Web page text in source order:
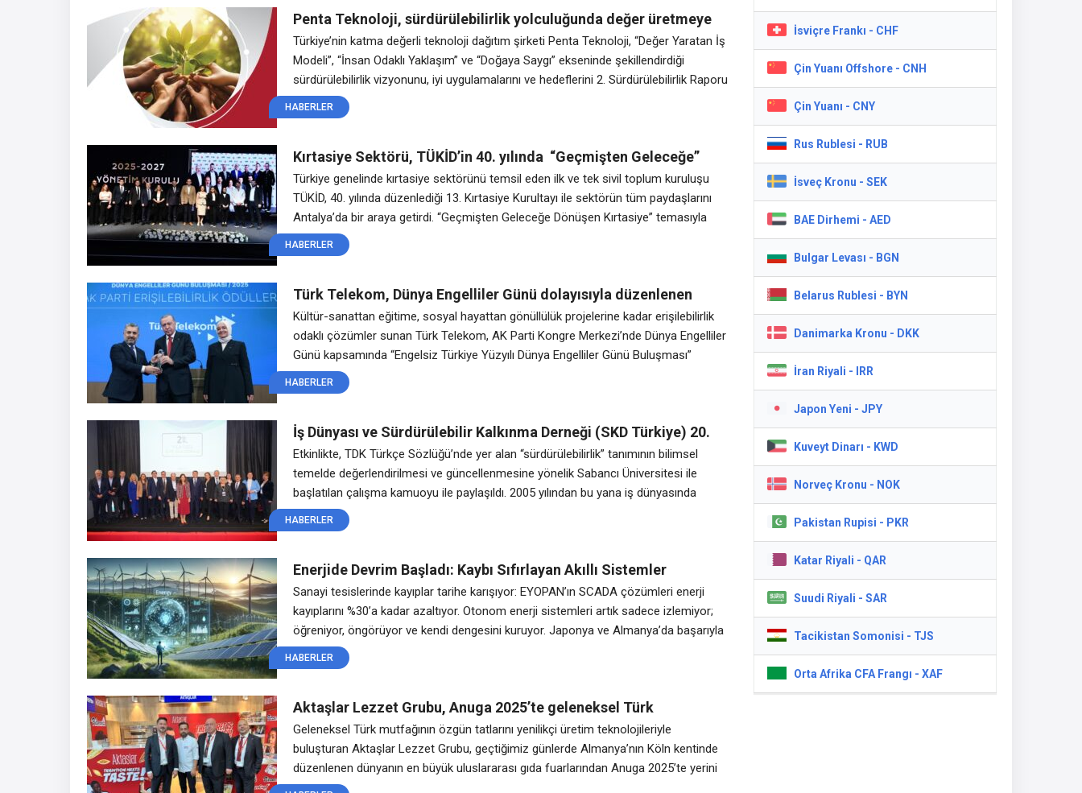
Penta Teknoloji, sürdürülebilirlik yolculuğunda değer üretmeye
devam ediyor
Türkiye’nin katma değerli teknoloji dağıtım şirketi Penta Teknoloji, “Değer Yaratan İş
Modeli”, “İnsan Odaklı Yaklaşım” ve “Doğaya Saygı” ekseninde şekillendirdiği
sürdürülebilirlik vizyonunu, iyi uygulamalarını ve hedeflerini 2. Sürdürülebilirlik Raporu
aracılığıyla kamuoyuyla paylaştı. 2024 yılında 111 ton atığın yüzde 79’u geri
dönüştürüldü, gerçekleştirilen optimizasyonlar sayesinde yıllık 1 tona yakın plastik
HABERLER
Kırtasiye Sektörü, TÜKİD’in 40. yılında “Geçmişten Geleceğe”
yolculuğa çıktı
Türkiye genelinde kırtasiye sektörünü temsil eden ilk ve tek sivil toplum kuruluşu
TÜKİD, 40. yılında düzenlediği 13. Kırtasiye Kurultayı ile sektörün tüm paydaşlarını
Antalya’da bir araya getirdi. “Geçmişten Geleceğe Dönüşen Kırtasiye” temasıyla
düzenlenen kurultay; imalatçı, ithalatçı, toptancı ve perakendecilerin yoğun
katılımıyla gerçekleşti. Üç gün boyunca devam eden programda dijitalleşme,
HABERLER
Türk Telekom, Dünya Engelliler Günü dolayısıyla düzenlenen
“Engelsiz Türkiye Yüzyılı Dünya Engelliler Günü Buluşması”
kapsamında “Dijital Erişilebilirlik” ödülüne layık görüldü.
Kültür-sanattan eğitime, sosyal hayattan gönüllülük projelerine kadar erişilebilirlik
odaklı çözümler sunan Türk Telekom, AK Parti Kongre Merkezi’nde Dünya Engelliler
Günü kapsamında “Engelsiz Türkiye Yüzyılı Dünya Engelliler Günü Buluşması”
programında Cumhurbaşkanı Recep Tayyip Erdoğan tarafından ödüle layık görüldü.
Türk Telekom CEO’su Ebubekir Şahin, Cumhurbaşkanı Recep Tayyip Erdoğan’dan
HABERLER
İş Dünyası ve Sürdürülebilir Kalkınma Derneği (SKD Türkiye) 20.
Yılını Kutladı
Etkinlikte, TDK Türkçe Sözlüğü’nde yer alan “sürdürülebilirlik” tanımının bilimsel
temelde değerlendirilmesi ve güncellenmesine yönelik Sabancı Üniversitesi ile
başlatılan çalışma kamuoyu ile paylaşıldı. 2005 yılından bu yana iş dünyasında
sürdürülebilir kalkınma yaklaşımının benimsenmesi ve hayata geçirilmesi hedefiyle
çalışmalar yürüten sivil toplum kuruluşu İş Dünyası ve Sürdürülebilir Kalkınma
HABERLER
Enerjide Devrim Başladı: Kaybı Sıfırlayan Akıllı Sistemler
Türkiye’de!
Sanayi tesislerinde kayıplar tarihe karışıyor: EYOPAN’ın SCADA çözümleri enerji
kayıplarını %30’a kadar azaltıyor. Otonom enerji sistemleri artık sadece izlemiyor;
öğreniyor, öngörüyor ve kendi dengesini kuruyor. Japonya ve Almanya’da başarıyla
uygulanan bu devrim, EYOPAN mühendisliğiyle Türkiye sanayisine geliyor. Enerji artık
pasif değil; aktif düşünen, karar veren ve sanayiyi dönüştüren bir zekâya dönüştü.
HABERLER
Aktaşlar Lezzet Grubu, Anuga 2025’te geleneksel Türk
lezzetlerini dünyaya tanıttı
Geleneksel Türk mutfağının özgün tatlarını yenilikçi üretim teknolojileriyle
buluşturan Aktaşlar Lezzet Grubu, geçtiğimiz günlerde Almanya’nın Köln kentinde
düzenlenen dünyanın en büyük uluslararası gıda fuarlarından Anuga 2025’te yerini
aldı. Aktaşlar Lezzet Grubu, zengin ürün çeşitliliğiyle birlikte özellikle 250 gramlık
İsviçre Frankı - CHF
Çin Yuanı Offshore - CNH
Çin Yuanı - CNY
Rus Rublesi - RUB
İsveç Kronu - SEK
BAE Dirhemi - AED
Bulgar Levası - BGN
Belarus Rublesi - BYN
Danimarka Kronu - DKK
İran Riyali - IRR
Japon Yeni - JPY
Kuveyt Dinarı - KWD
Norveç Kronu - NOK
Pakistan Rupisi - PKR
Katar Riyali - QAR
Suudi Riyali - SAR
Tacikistan Somonisi - TJS
Orta Afrika CFA Frangı - XAF